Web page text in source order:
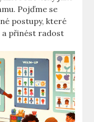
Pojďme se
postupy, které
a přinést radost